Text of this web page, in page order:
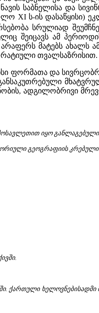
საბნელისა და
XI ს-ის დასაწყისი)
სრულიად
შეიცავს ამ
მატებს ახალს
თვალსაზრისით.
ფორმათა და
ადგილობრივი
იყო
გეოგრაფიის კრებული
ქართული ხელოვნებისადმი